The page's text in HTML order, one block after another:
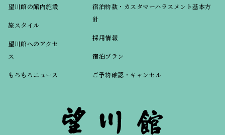
望川館の館内施設
旅スタイル
望川館へのアクセ
ス
もろもろニュース
宿泊約款・カスタマーハラスメント基本方
針
採用情報
宿泊プラン
ご予約確認・キャンセル